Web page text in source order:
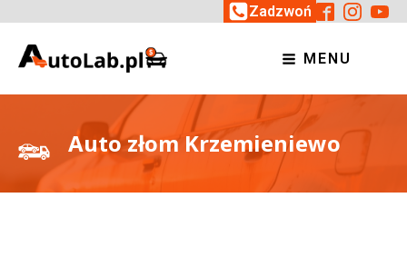
Zadzwoń
MENU
Auto złom Krzemieniewo